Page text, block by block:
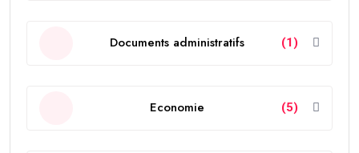
Documents administratifs (1)
Economie (5)